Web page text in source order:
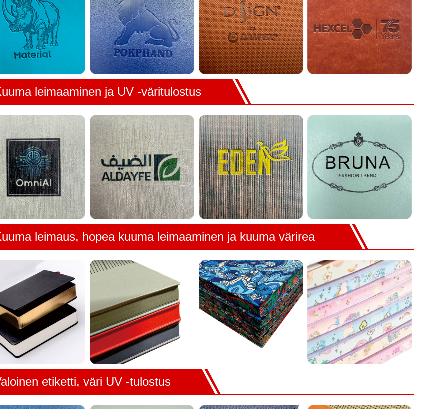
leimaaminen ja UV -väritulostus
leimaus, hopea kuuma leimaaminen ja kuuma värirea
etiketti, väri UV -tulostus